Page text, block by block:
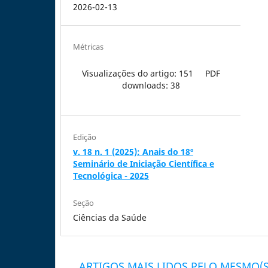
2026-02-13
Métricas
Visualizações do artigo: 151
PDF
downloads: 38
Edição
v. 18 n. 1 (2025): Anais do 18º
Seminário de Iniciação Científica e
Tecnológica - 2025
Seção
Ciências da Saúde